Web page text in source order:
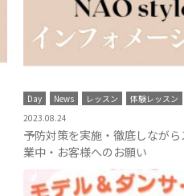
Day News レッスン
体験レッスン
2023.08.24
予防対策を実施・徹底しなが
業中・お客様へのお願い